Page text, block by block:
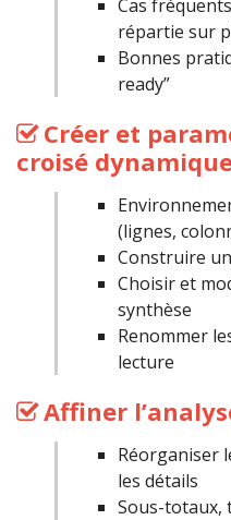
Cas
répartie sur
Bonnes
ready”
Créer et
croisé
(lignes,
Construire
Choisir et
synthèse
Renommer
lecture
Affiner
Réorganiser
les détails
Sous-totaux,